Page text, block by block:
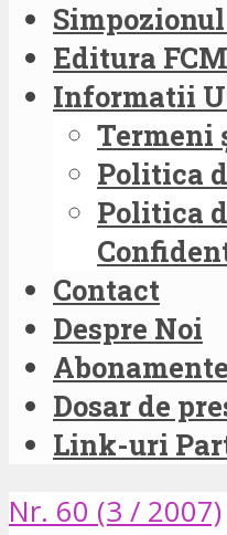
Editura FCM
Informatii
Termeni
Politica
Politica
Contact
Despre Noi
Abonamente
Dosar de
Link-uri
Nr. 60 (3 / 2007)